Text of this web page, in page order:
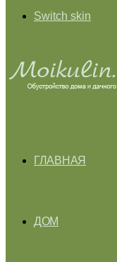
Switch skin
ГЛАВНАЯ
ДОМ